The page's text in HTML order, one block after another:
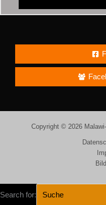
Copyright © 2026
Search for: